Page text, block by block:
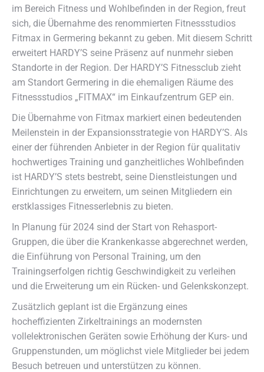
im Bereich Fitness und Wohlbefinden in der Region, freut
sich, die Übernahme des renommierten Fitnessstudios
Fitmax in Germering bekannt zu geben. Mit diesem Schritt
erweitert HARDY’S seine Präsenz auf nunmehr sieben
Standorte in der Region. Der HARDY’S Fitnessclub zieht
am Standort Germering in die ehemaligen Räume des
Fitnessstudios „FITMAX“ im Einkaufzentrum GEP ein.
Die Übernahme von Fitmax markiert einen bedeutenden
Meilenstein in der Expansionsstrategie von HARDY’S. Als
einer der führenden Anbieter in der Region für qualitativ
hochwertiges Training und ganzheitliches Wohlbefinden
ist HARDY’S stets bestrebt, seine Dienstleistungen und
Einrichtungen zu erweitern, um seinen Mitgliedern ein
erstklassiges Fitnesserlebnis zu bieten.
In Planung für 2024 sind der Start von Rehasport-
Gruppen, die über die Krankenkasse abgerechnet werden,
die Einführung von Personal Training, um den
Trainingserfolgen richtig Geschwindigkeit zu verleihen
und die Erweiterung um ein Rücken- und Gelenkskonzept.
Zusätzlich geplant ist die Ergänzung eines
hocheffizienten Zirkeltrainings an modernsten
vollelektronischen Geräten sowie Erhöhung der Kurs- und
Gruppenstunden, um möglichst viele Mitglieder bei jedem
Besuch betreuen und unterstützen zu können.